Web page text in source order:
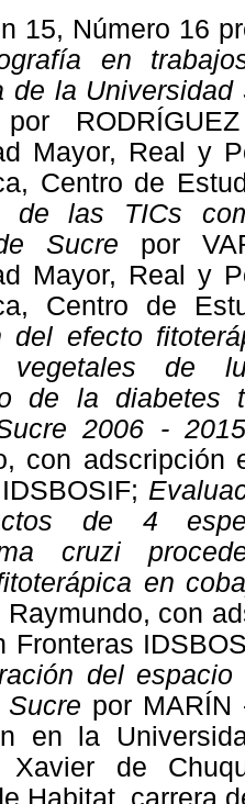
15, Número 16
en
de la
por
Mayor, Real y
Centro de
de las TICs
Sucre por
Mayor, Real y
Centro de
del efecto
vegetales de
de la diabetes
2006 -
con
de 4
cruzi
en
Raymundo, con
Fronteras
del
por MARÍN
en la
Xavier de